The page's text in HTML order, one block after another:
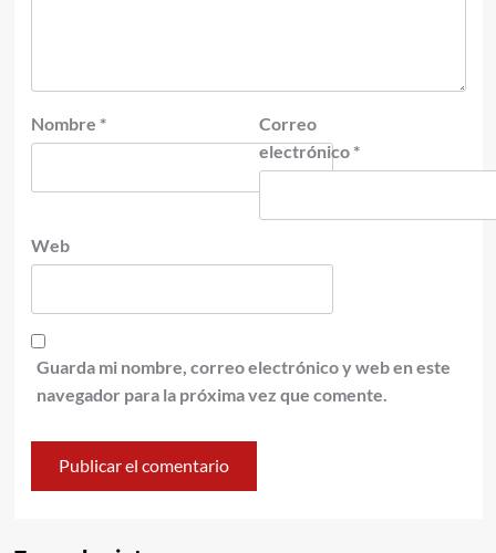
Nombre *
Correo
electrónico *
Web
Guarda mi nombre, correo electrónico y web en este
navegador para la próxima vez que comente.